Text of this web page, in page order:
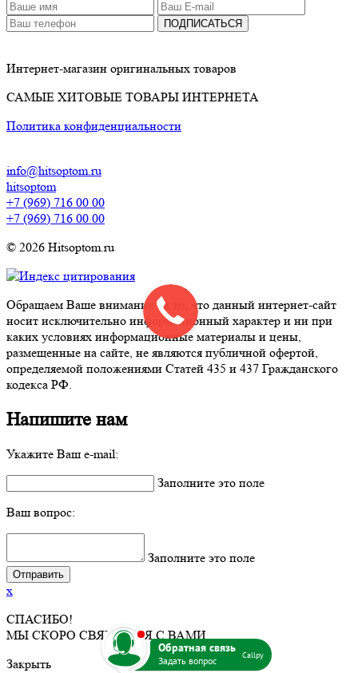
ПОДПИСАТЬСЯ
Интернет-магазин оригинальных товаров
САМЫЕ ХИТОВЫЕ ТОВАРЫ ИНТЕРНЕТА
Политика конфиденциальности
info@hitsoptom.ru
hitsoptom
+7 (969) 716 00 00
+7 (969) 716 00 00
© 2026 Hitsoptom.ru
Обращаем Ваше внимание на то, что данный интернет-сайт
носит исключительно информационный характер и ни при
каких условиях информационные материалы и цены,
размещенные на сайте, не являются публичной офертой,
определяемой положениями Статей 435 и 437 Гражданского
кодекса РФ.
Напишите нам
Укажите Ваш e-mail:
Заполните это поле
Ваш вопрос:
Заполните это поле
x
СПАСИБО!
МЫ СКОРО СВЯЖЕМСЯ С ВАМИ.
Закрыть
Callpy
b